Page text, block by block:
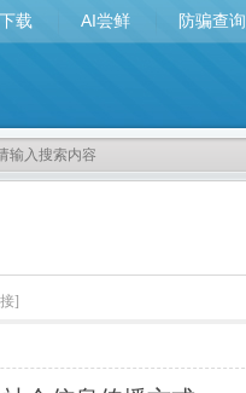
载 AI尝鲜 防骗查询
]